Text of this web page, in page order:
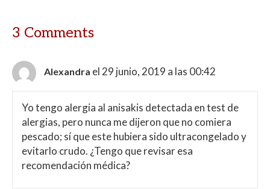
3 Comments
Alexandra el 29 junio, 2019 a las 00:42
Yo tengo alergia al anisakis detectada en test de
alergias, pero nunca me dijeron que no comiera
pescado; sí que este hubiera sido ultracongelado y
evitarlo crudo. ¿Tengo que revisar esa
recomendación médica?